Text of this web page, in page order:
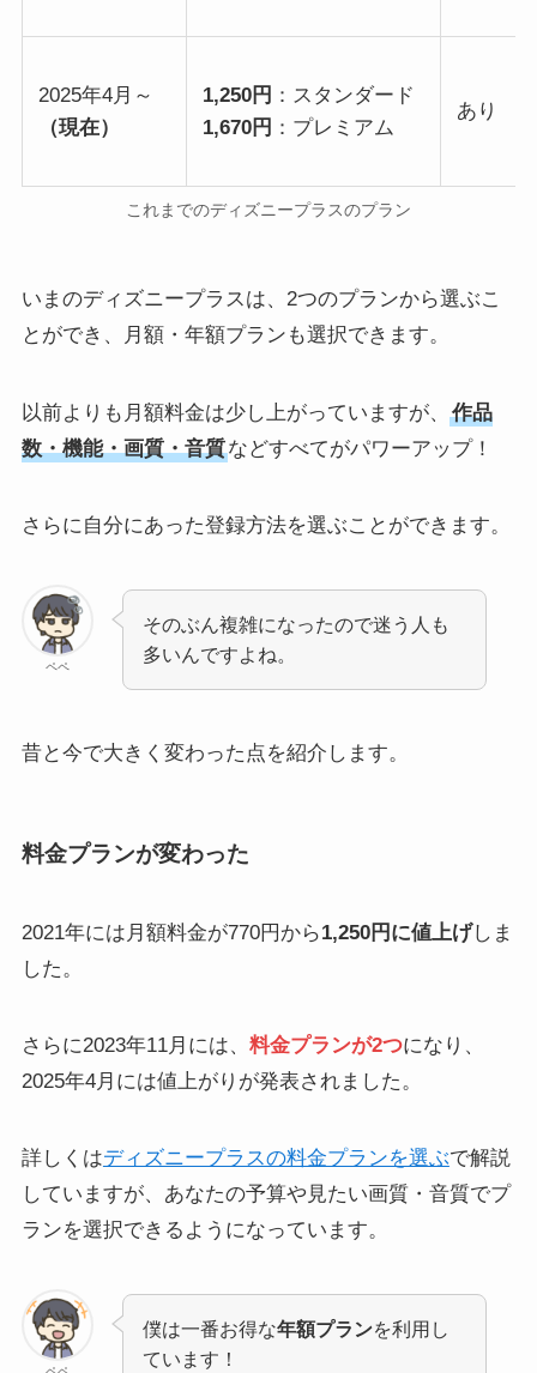
2025年4月～
（現在）
1,250円 ：スタンダード
1,670円 ：プレミアム
あり
これまでのディズニープラスのプラン
いまのディズニープラスは、2つのプランから選ぶこ
とができ、月額・年額プランも選択できます。
以前よりも月額料金は少し上がっていますが、
作品
数・機能・画質・音質などすべてがパワーアップ！
さらに自分にあった登録方法を選ぶことができます。
ペペ
そのぶん複雑になったので迷う人も
多いんですよね。
昔と今で大きく変わった点を紹介します。
料金プランが変わった
2021年には月額料金が770円から1,250円に値上げしま
した。
さらに2023年11月には、 料金プランが2つになり、
2025年4月には値上がりが発表されました。
詳しくはディズニープラスの料金プランを選ぶで解説
していますが、あなたの予算や見たい画質・音質でプ
ランを選択できるようになっています。
僕は一番お得な年額プランを利用し
ています！